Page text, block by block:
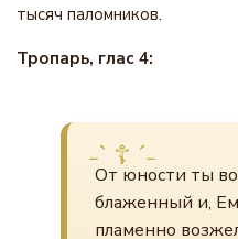
тысяч паломников.
Тропарь, глас 4:
От юности ты
блаженный и,
пламенно